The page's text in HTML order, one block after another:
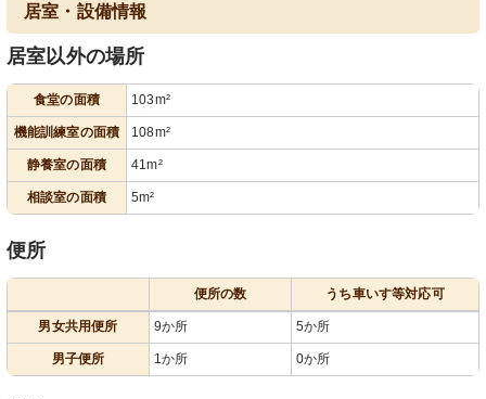
居室・設備情報
居室以外の場所
食堂の面積 103m²
機能訓練室の面積 108m²
静養室の面積 41m²
相談室の面積 5m²
便所
便所の数 うち車いす等対応可
男女共用便所 9か所 5か所
男子便所 1か所 0か所